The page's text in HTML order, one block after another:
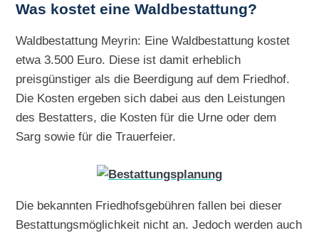
Was kostet eine Waldbestattung?
Waldbestattung Meyrin: Eine Waldbestattung kostet
etwa 3.500 Euro. Diese ist damit erheblich
preisgünstiger als die Beerdigung auf dem Friedhof.
Die Kosten ergeben sich dabei aus den Leistungen
des Bestatters, die Kosten für die Urne oder dem
Sarg sowie für die Trauerfeier.
Die bekannten Friedhofsgebühren fallen bei dieser
Bestattungsmöglichkeit nicht an. Jedoch werden auch